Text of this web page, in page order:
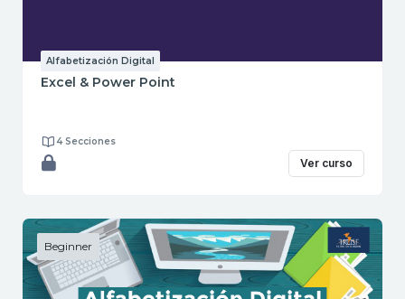
Alfabetización Digital
Excel & Power Point
4 Secciones
Ver curso
Beginner